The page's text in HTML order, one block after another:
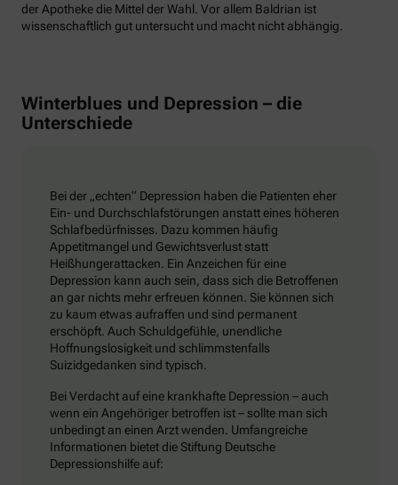
der Apotheke die Mittel der Wahl. Vor allem Baldrian ist
wissenschaftlich gut untersucht und macht nicht abhängig.
Winterblues und Depression – die
Unterschiede
Bei der „echten“ Depression haben die Patienten eher
Ein- und Durchschlafstörungen anstatt eines höheren
Schlafbedürfnisses. Dazu kommen häufig
Appetitmangel und Gewichtsverlust statt
Heißhungerattacken. Ein Anzeichen für eine
Depression kann auch sein, dass sich die Betroffenen
an gar nichts mehr erfreuen können. Sie können sich
zu kaum etwas aufraffen und sind permanent
erschöpft. Auch Schuldgefühle, unendliche
Hoffnungslosigkeit und schlimmstenfalls
Suizidgedanken sind typisch.
Bei Verdacht auf eine krankhafte Depression – auch
wenn ein Angehöriger betroffen ist – sollte man sich
unbedingt an einen Arzt wenden. Umfangreiche
Informationen bietet die Stiftung Deutsche
Depressionshilfe auf: